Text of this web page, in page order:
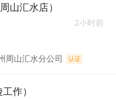
山汇水店）
2小时前
周山汇水分公司 认证
作）